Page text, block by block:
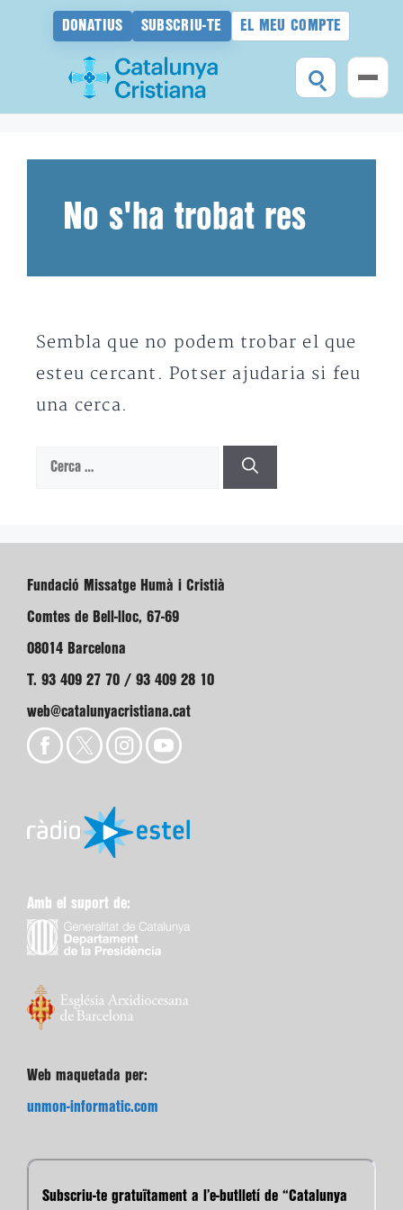
DONATIUS SUBSCRIU-TE EL MEU COMPTE
No s'ha trobat res
Sembla que no podem trobar el que
esteu cercant. Potser ajudaria si feu
una cerca.
Cerca:
Fundació Missatge Humà i Cristià
Comtes de Bell-lloc, 67-69
08014 Barcelona
T. 93 409 27 70 / 93 409 28 10
web@catalunyacristiana.cat
Amb el suport de:
Web maquetada per:
unmon-informatic.com
Subscriu-te gratuïtament a l’e-butlletí de “Catalunya